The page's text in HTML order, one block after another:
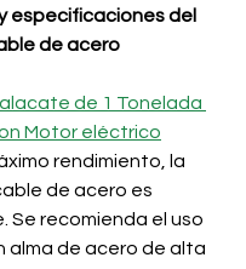
especificaciones del
de acero
de 1 Tonelada
Motor eléctrico
rendimiento, la
de acero es
Se recomienda el uso
alma de acero de alta